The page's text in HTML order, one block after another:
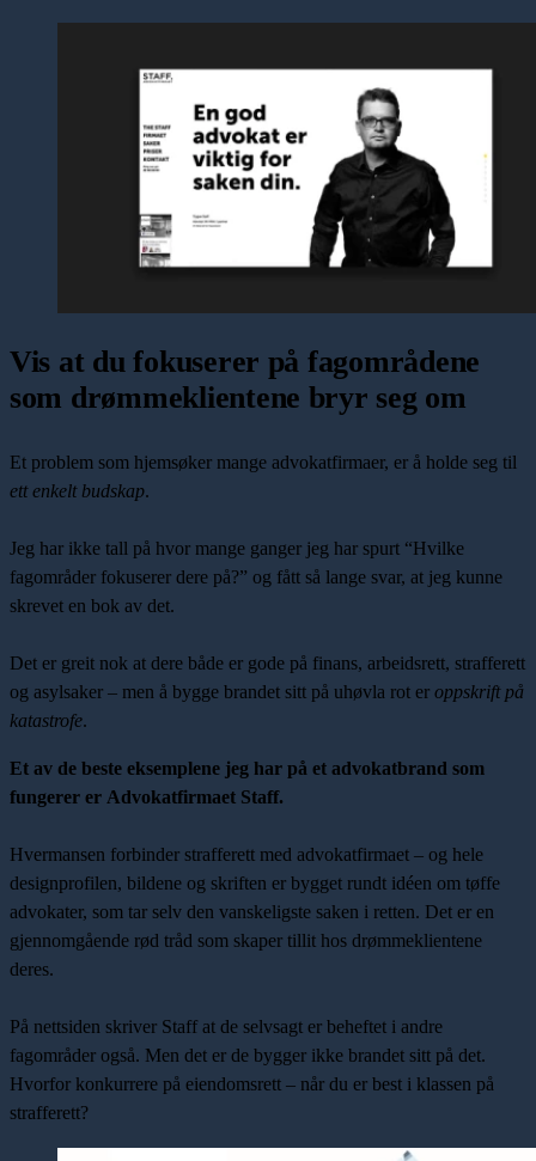
Vis at du fokuserer på fagområdene
som drømmeklientene bryr seg om
Et problem som hjemsøker mange advokatfirmaer, er å holde seg til
ett enkelt budskap.
Jeg har ikke tall på hvor mange ganger jeg har spurt “Hvilke
fagområder fokuserer dere på?” og fått så lange svar, at jeg kunne
skrevet en bok av det.
Det er greit nok at dere både er gode på finans, arbeidsrett, strafferett
og asylsaker – men å bygge brandet sitt på uhøvla rot er oppskrift på
katastrofe.
Et av de beste eksemplene jeg har på et advokatbrand som
fungerer er Advokatfirmaet Staff.
Hvermansen forbinder strafferett med advokatfirmaet – og hele
designprofilen, bildene og skriften er bygget rundt idéen om tøffe
advokater, som tar selv den vanskeligste saken i retten. Det er en
gjennomgående rød tråd som skaper tillit hos drømmeklientene
deres.
På nettsiden skriver Staff at de selvsagt er beheftet i andre
fagområder også. Men det er de bygger ikke brandet sitt på det.
Hvorfor konkurrere på eiendomsrett – når du er best i klassen på
strafferett?